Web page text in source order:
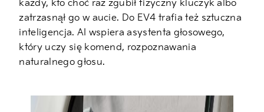
każdy, kto choć raz zgubił fizyczny kluczyk albo
zatrzasnął go w aucie. Do EV4 trafia też sztuczna
inteligencja. AI wspiera asystenta głosowego,
który uczy się komend, rozpoznawania
naturalnego głosu.